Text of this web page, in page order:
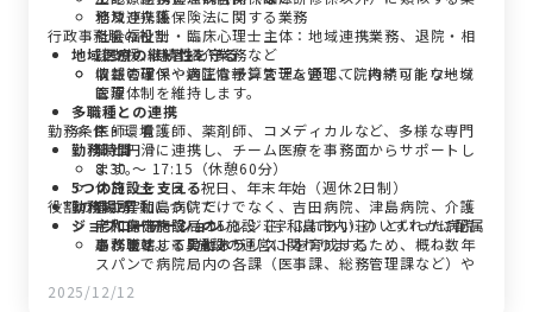
地域連携係
社会福祉士・臨床心理士主体：地域連携業務、退院・相
談支援、患者紹介業務など
情報管理係…病院情報システム管理、院内ネットワーク
管理
務及び介護保険法に関する業務
行政事務職の役割
地域医療の継続性を守る
収益の確保や適正な予算管理を通じて、持続可能な地域
医療体制を維持します。
多職種との連携
医師、看護師、薬剤師、コメディカルなど、多様な専門
職と円滑に連携し、チーム医療を事務面からサポートし
ます。
5つの施設を支える
市立宇和島病院だけでなく、吉田病院、津島病院、介護
老人保健施設（オレンジ荘、ふれあい荘）といった病院
局が管轄する5施設の運営に関わります。
勤務条件・環境
勤務時間
8:30 ～ 17:15（休憩60分）
休日…土・日・祝日、年末年始（週休2日制）
勤務場所
宇和島市病院局の5施設（宇和島市内）のいずれかに配属
されます。※異動あり
役割の幅、異動について
ジョブローテーション
事務職としてのゼネラリストを育成するため、概ね数年
スパンで病院局内の各課（医事課、総務管理課など）や
各施設間での異動があります。
キャリアアップ
2025/12/12